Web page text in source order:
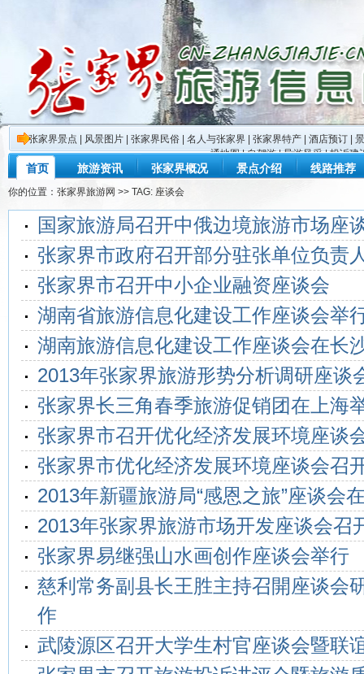
张家界景点 风景图片 张家界民俗 名人与张家界 张家界特产 酒店预订
通地图|自驾游|导游风采|投诉建
首页 旅游资讯 张家界概况 景点介绍 线路推荐
你的位置： 张家界旅游网 >> TAG: 座谈会
国家旅游局召开中俄边境旅游市场座
张家界市政府召开部分驻张单位负责
张家界市召开中小企业融资座谈会
湖南省旅游信息化建设工作座谈会举
湖南旅游信息化建设工作座谈会在长
2013年张家界旅游形势分析调研座谈
张家界长三角春季旅游促销团在上海
张家界市召开优化经济发展环境座谈
张家界市优化经济发展环境座谈会召
2013年新疆旅游局“感恩之旅”座谈会
2013年张家界旅游市场开发座谈会召
张家界易继强山水画创作座谈会举行
慈利常务副县长王胜主持召開座谈会
作
武陵源区召开大学生村官座谈会暨联